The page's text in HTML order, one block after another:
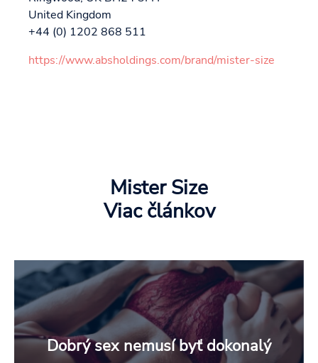
United Kingdom
+44 (0) 1202 868 511
https://www.absholdings.com/brand/mister-size
Mister Size
Viac článkov
Dobrý sex nemusí byť dokonalý